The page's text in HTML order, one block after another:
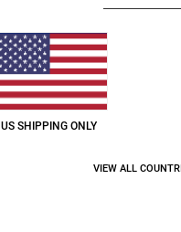
US SHIPPING ONLY
VIEW ALL